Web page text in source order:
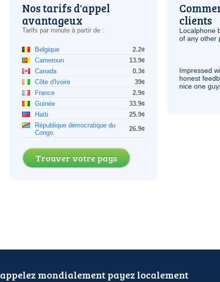
Nos tarifs d'appel
avantageux
Tarifs par minute à partir de :
Belgique
2.2¢
Cameroun
13.9¢
Canada
0.3¢
Côte d'Ivoire
39¢
France
2.9¢
Guinée
33.9¢
Haïti
25.9¢
République démocratique du
Congo
26.9¢
Trouver votre pays
clients
Localphone
of any other
Impressed
honest
nice one
appelez mondialement payez localement